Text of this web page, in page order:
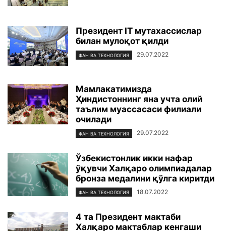
Президент IT мутахассислар
билан мулоқот қилди
ФАН ВА ТЕХНОЛОГИЯ 29.07.2022
Мамлакатимизда
Ҳиндистоннинг яна учта олий
таълим муассасаси филиали
очилади
ФАН ВА ТЕХНОЛОГИЯ 29.07.2022
Ўзбекистонлик икки нафар
ўқувчи Халқаро олимпиадалар
бронза медалини қўлга киритди
ФАН ВА ТЕХНОЛОГИЯ 18.07.2022
4 та Президент мактаби
Халқаро мактаблар кенгаши